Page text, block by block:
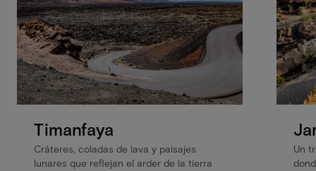
Timanfaya
Cráteres, coladas de lava y paisajes
lunares que reflejan el arder de la tierra
Un